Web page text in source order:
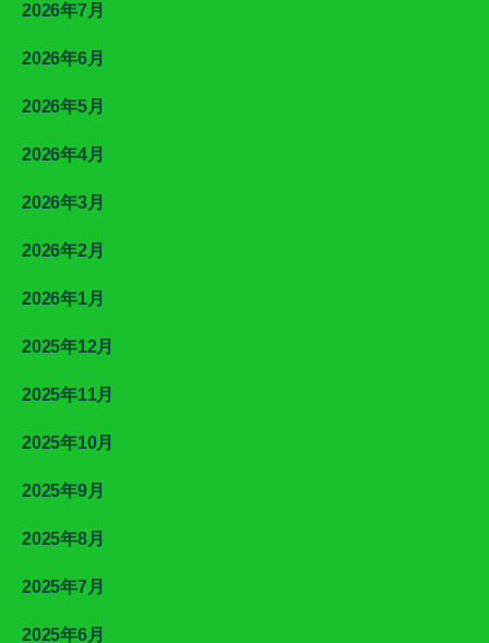
2026年7月
2026年6月
2026年5月
2026年4月
2026年3月
2026年2月
2026年1月
2025年12月
2025年11月
2025年10月
2025年9月
2025年8月
2025年7月
2025年6月